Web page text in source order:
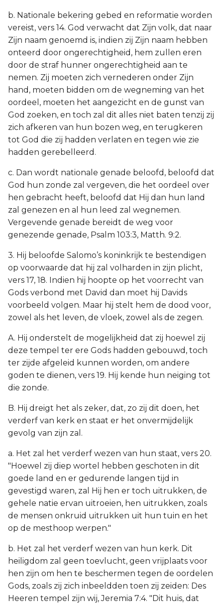
b. Nationale bekering gebed en reformatie worden
vereist, vers 14. God verwacht dat Zijn volk, dat naar
Zijn naam genoemd is, indien zij Zijn naam hebben
onteerd door ongerechtigheid, hem zullen eren
door de straf hunner ongerechtigheid aan te
nemen. Zij moeten zich vernederen onder Zijn
hand, moeten bidden om de wegneming van het
oordeel, moeten het aangezicht en de gunst van
God zoeken, en toch zal dit alles niet baten tenzij zij
zich afkeren van hun bozen weg, en terugkeren
tot God die zij hadden verlaten en tegen wie zie
hadden gerebelleerd.
c. Dan wordt nationale genade beloofd, beloofd dat
God hun zonde zal vergeven, die het oordeel over
hen gebracht heeft, beloofd dat Hij dan hun land
zal genezen en al hun leed zal wegnemen.
Vergevende genade bereidt de weg voor
genezende genade, Psalm 103:3, Matth. 9:2.
3. Hij beloofde Salomo’s koninkrijk te bestendigen
op voorwaarde dat hij zal volharden in zijn plicht,
vers 17, 18. Indien hij hoopte op het voorrecht van
Gods verbond met David dan moet hij Davids
voorbeeld volgen. Maar hij stelt hem de dood voor,
zowel als het leven, de vloek, zowel als de zegen.
A. Hij onderstelt de mogelijkheid dat zij hoewel zij
deze tempel ter ere Gods hadden gebouwd, toch
ter zijde afgeleid kunnen worden, om andere
goden te dienen, vers 19. Hij kende hun neiging tot
die zonde.
B. Hij dreigt het als zeker, dat, zo zij dit doen, het
verderf van kerk en staat er het onvermijdelijk
gevolg van zijn zal.
a. Het zal het verderf wezen van hun staat, vers 20.
"Hoewel zij diep wortel hebben geschoten in dit
goede land en er gedurende langen tijd in
gevestigd waren, zal Hij hen er toch uitrukken, de
gehele natie ervan uitroeien, hen uitrukken, zoals
de mensen onkruid uitrukken uit hun tuin en het
op de mesthoop werpen."
b. Het zal het verderf wezen van hun kerk. Dit
heiligdom zal geen toevlucht, geen vrijplaats voor
hen zijn om hen te beschermen tegen de oordelen
Gods, zoals zij zich inbeeldden toen zij zeiden: Des
Heeren tempel zijn wij, Jeremia 7:4. "Dit huis, dat